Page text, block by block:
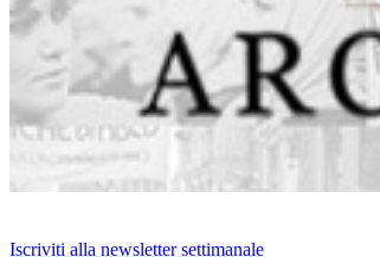
Iscriviti alla newsletter settimanale